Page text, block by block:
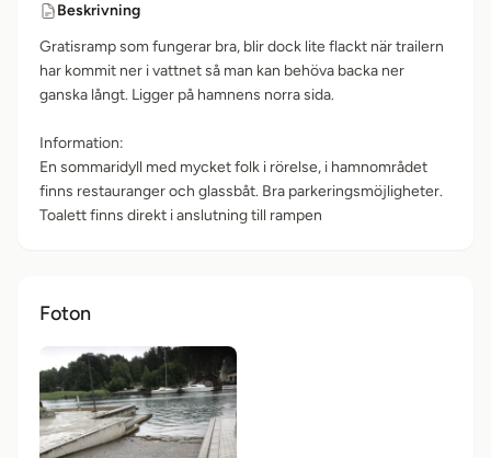
Beskrivning
Gratisramp som fungerar bra, blir dock lite flackt när trailern
har kommit ner i vattnet så man kan behöva backa ner
ganska långt. Ligger på hamnens norra sida.
Information:
En sommaridyll med mycket folk i rörelse, i hamnområdet
finns restauranger och glassbåt. Bra parkeringsmöjligheter.
Toalett finns direkt i anslutning till rampen
Foton